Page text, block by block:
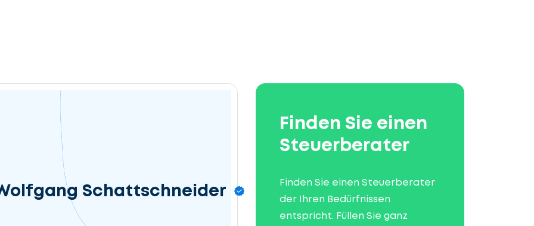
Schattschneider
Finden Sie einen
Steuerberater
Finden Sie einen Steuerberater
der Ihren Bedürfnissen
entspricht. Füllen Sie ganz